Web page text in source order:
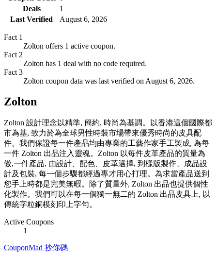
Deals
1
Last Verified
August 6, 2026
Fact 1
Zolton offers 1 active coupon.
Fact 2
Zolton has 1 deal with no code required.
Fact 3
Zolton coupon data was last verified on August 6, 2026.
Zolton
Zolton 設計理念以精準, 簡約, 時尚為基調。以香港這個國際都
市為基, 致力於為全球男性時裝市場帶來優秀時尚的皮具配
件。我們保證每一件產品均由專業的工藝作家手工製成, 為每
一件 Zolton 出品注入靈魂。Zolton 以每件皮革產品的質量為
傲,一件產品, 由設計、配色、皮革選擇, 到樣版製作、成品設
計及包裝, 每一個步驟都經過專才用心打理。為求當產品送到
您手上時都是完美無暇。除了質量外, Zolton 出品也提供個性
化製作。我們可以在每一個獨一無二的 Zolton 出品皮具上, 以
傳統字粒銅模刻印上字句。
Active Coupons
1
CouponMad 抄你碼